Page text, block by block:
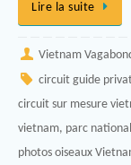
Lire la suite
Vietnam
circuit guide
circuit sur mesure
vietnam, parc
photos oiseaux